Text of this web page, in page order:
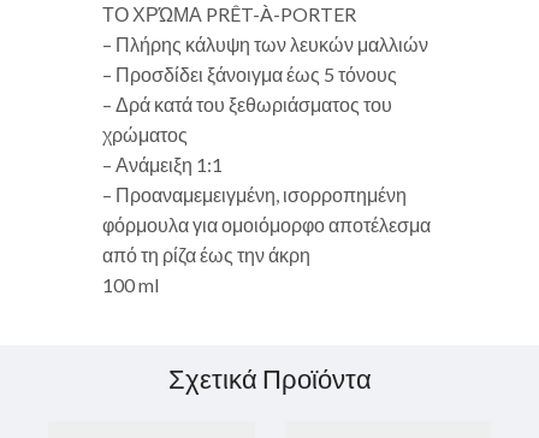
ΤΟ ΧΡΏΜΑ PRÊT-À-PORTER
– Πλήρης κάλυψη των λευκών μαλλιών
– Προσδίδει ξάνοιγμα έως 5 τόνους
– Δρά κατά του ξεθωριάσματος του
χρώματος
– Ανάμειξη 1:1
– Προαναμεμειγμένη, ισορροπημένη
φόρμουλα για ομοιόμορφο αποτέλεσμα
από τη ρίζα έως την άκρη
100 ml
Σχετικά Προϊόντα